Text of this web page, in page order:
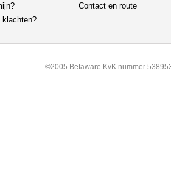
klachten?
Contact en route
©2005 Betaware KvK nummer